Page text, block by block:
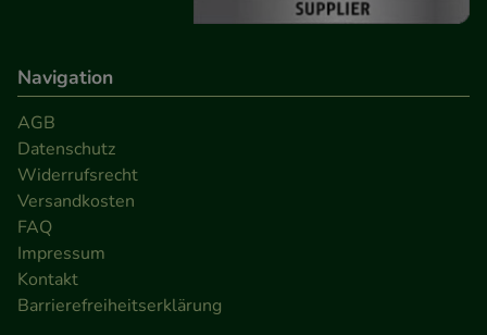
den Inhalt auf unserer Website aber auch die
zu gestalten. Bitte beachten Sie, dass Daten hierfür
teilweise an Dritte wie z.B. Google oder soziale
Medien übertragen werden.
Navigation
AGB
Datenschutz
Widerrufsrecht
Versandkosten
FAQ
Impressum
Kontakt
Barrierefreiheitserklärung